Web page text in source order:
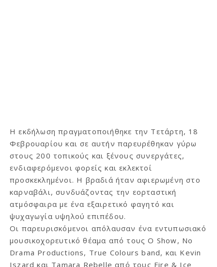
H εκδήλωση πραγματοποιήθηκε την Τετάρτη, 18
Φεβρουαρίου και σε αυτήν παρευρέθηκαν γύρω
στους 200 τοπικούς και ξένους συνεργάτες,
ενδιαφερόμενοι φορείς και εκλεκτοί
προσκεκλημένοι. Η βραδιά ήταν αφιερωμένη στο
καρναβάλι, συνδυάζοντας την εορταστική
ατμόσφαιρα με ένα εξαιρετικό φαγητό και
ψυχαγωγία υψηλού επιπέδου.
Οι παρευρισκόμενοι απόλαυσαν ένα εντυπωσιακό
μουσικοχορευτικό θέαμα από τους O Show, No
Drama Productions, True Colours band, και Kevin
Iszard και Tamara Rebelle από τους Fire & Ice